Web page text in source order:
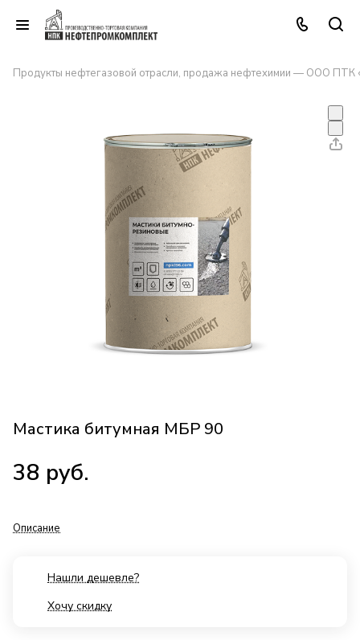
Продукты нефтегазовой отрасли, продажа нефтехимии — ООО ПТК
Мастика битумная МБР 90
38 руб.
Описание
Нашли дешевле?
Хочу скидку